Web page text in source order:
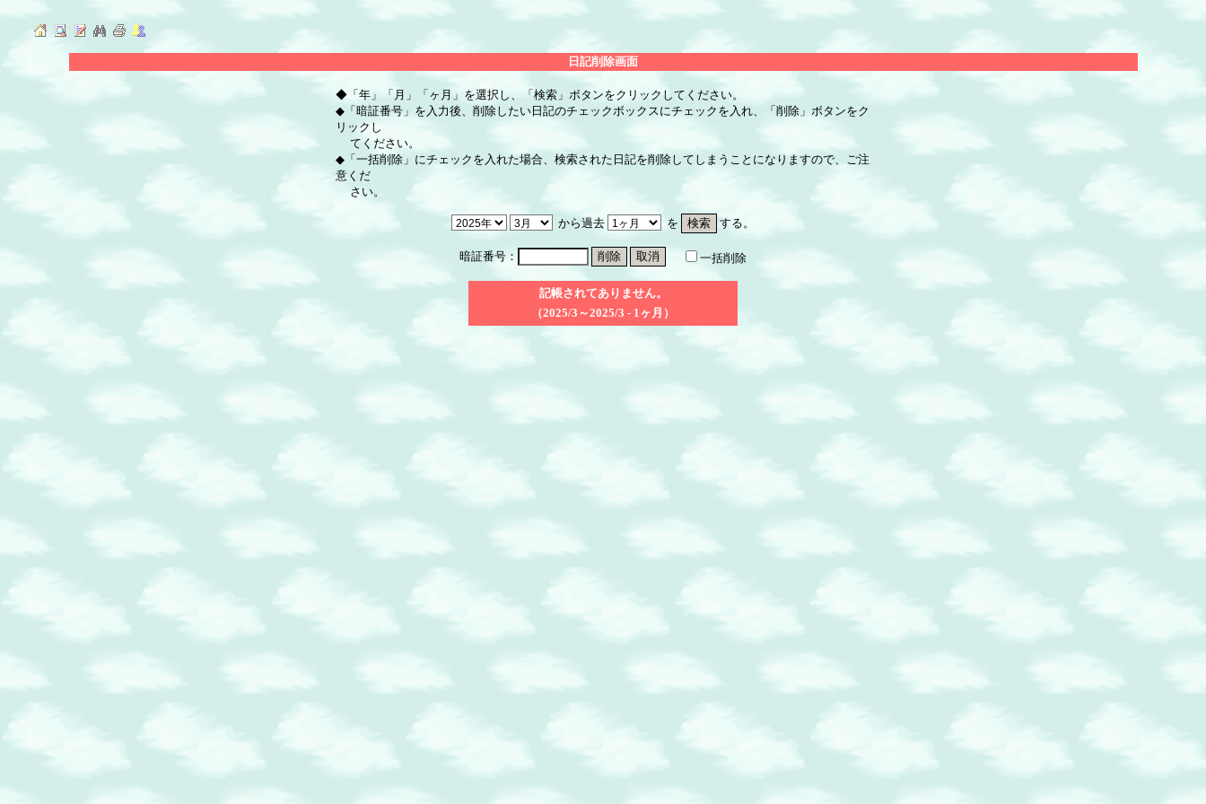
日記削除画面
◆「年」「月」「ヶ月」を選択し、「検索」ボタンをクリックしてください。
◆「暗証番号」を入力後、削除したい日記のチェックボックスにチェックを入れ、「削除」ボタンをク
リックし
てください。
◆「一括削除」にチェックを入れた場合、検索された日記を削除してしまうことになりますので、ご注
意くだ
さい。
から過去 を する。
暗証番号： 一括削除
記帳されてありません。
（2025/3～2025/3 - 1ヶ月）